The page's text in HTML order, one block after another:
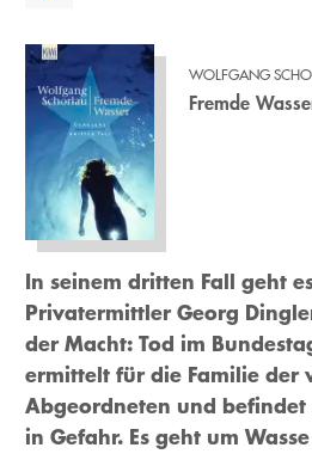
WOLFGANG
Fremde
In seinem dritten Fall geht
Privatermittler Georg
der Macht: Tod im
ermittelt für die Familie der
Abgeordneten und befindet
in Gefahr. Es geht um